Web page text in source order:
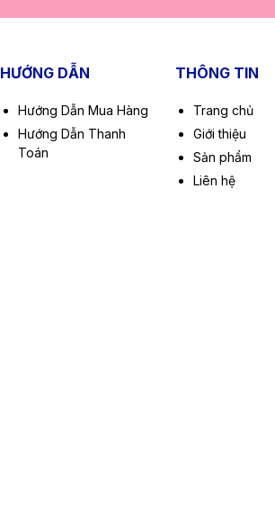
HƯỚNG DẪN
Hướng Dẫn Mua Hàng
Hướng Dẫn Thanh
Toán
THÔNG TIN
Trang chủ
Giới thiệu
Sản phẩm
Liên hệ